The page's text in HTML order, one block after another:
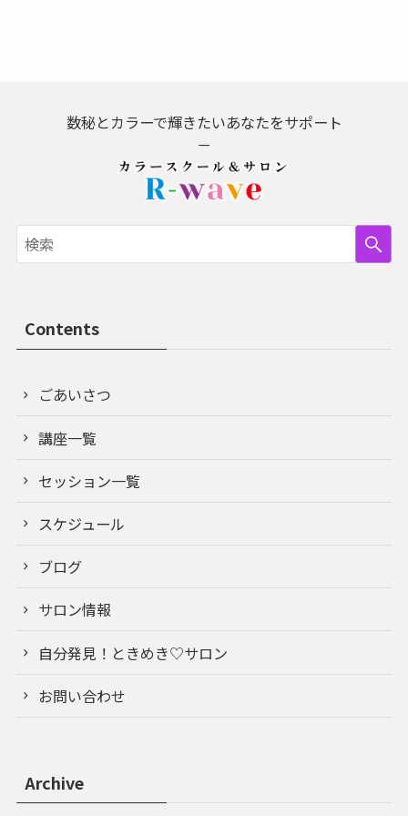
数秘とカラーで輝きたいあなたをサポート
－
Contents
ごあいさつ
講座一覧
セッション一覧
スケジュール
ブログ
サロン情報
自分発見！ときめき♡サロン
お問い合わせ
Archive